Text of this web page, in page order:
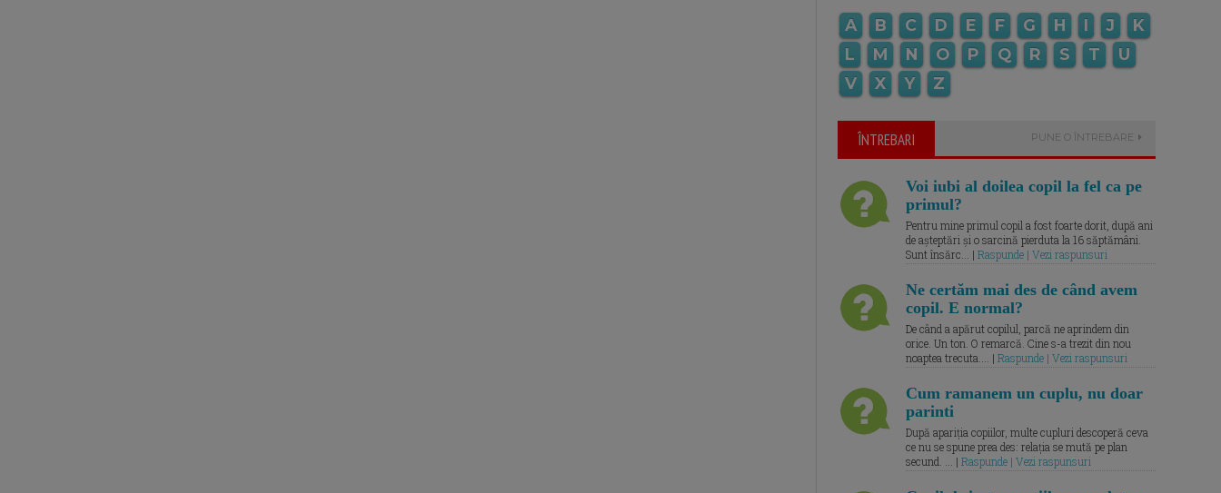
A B C D E F G H I J
K
L
M N O P Q R S T
U
V
X Y Z
ÎNTREBARI PUNE O ÎNTREBARE
Voi iubi al doilea copil la fel ca pe
primul?
Pentru mine primul copil a fost foarte dorit, după ani
de așteptări și o sarcină pierduta la 16 săptămâni.
Sunt însărc... | Raspunde | Vezi raspunsuri
Ne certăm mai des de când avem
copil. E normal?
De când a apărut copilul, parcă ne aprindem din
orice. Un ton. O remarcă. Cine s-a trezit din nou
noaptea trecuta.... | Raspunde | Vezi raspunsuri
Cum ramanem un cuplu, nu doar
parinti
După apariția copiilor, multe cupluri descoperă ceva
ce nu se spune prea des: relația se mută pe plan
secund. ... | Raspunde | Vezi raspunsuri